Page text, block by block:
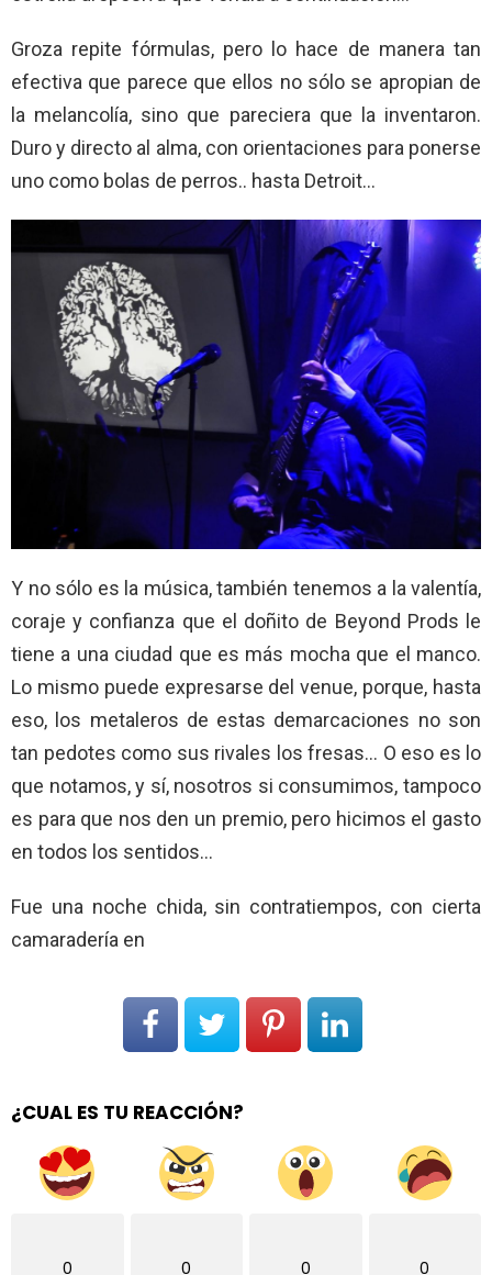
Groza repite fórmulas, pero lo hace de manera tan
efectiva que parece que ellos no sólo se apropian de
la melancolía, sino que pareciera que la inventaron.
Duro y directo al alma, con orientaciones para ponerse
uno como bolas de perros.. hasta Detroit…
Y no sólo es la música, también tenemos a la valentía,
coraje y confianza que el doñito de Beyond Prods le
tiene a una ciudad que es más mocha que el manco.
Lo mismo puede expresarse del venue, porque, hasta
eso, los metaleros de estas demarcaciones no son
tan pedotes como sus rivales los fresas… O eso es lo
que notamos, y sí, nosotros si consumimos, tampoco
es para que nos den un premio, pero hicimos el gasto
en todos los sentidos…
Fue una noche chida, sin contratiempos, con cierta
camaradería en
¿CUAL ES TU REACCIÓN?
0 0 0 0